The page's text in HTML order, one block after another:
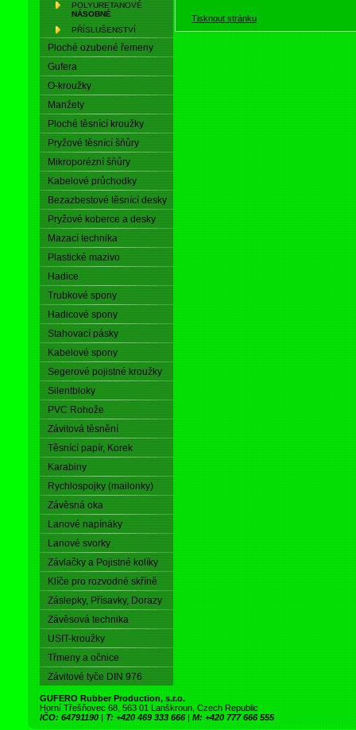
POLYURETANOVÉ
NÁSOBNÉ
PŘÍSLUŠENSTVÍ
Ploché ozubené řemeny
Gufera
O-kroužky
Manžety
Ploché těsnící kroužky
Pryžové těsnící šňůry
Mikroporézní šňůry
Kabelové průchodky
Bezazbestové těsnící desky
Pryžové koberce a desky
Mazací technika
Plastické mazivo
Hadice
Trubkové spony
Hadicové spony
Stahovací pásky
Kabelové spony
Segerové pojistné kroužky
Silentbloky
PVC Rohože
Závitová těsnění
Těsnící papír, Korek
Karabiny
Rychlospojky (mailonky)
Závěsná oka
Lanové napínáky
Lanové svorky
Závlačky a Pojistné kolíky
Klíče pro rozvodné skříně
Záslepky, Přísavky, Dorazy
Závěsová technika
USIT-kroužky
Třmeny a očnice
Závitové tyče DIN 976
Tisknout stránku
GUFERO Rubber Production, s.r.o.
Horní Třešňovec 68, 563 01 Lanškroun, Czech Republic
IČO: 64791190 | T: +420 469 333 666 | M: +420 777 666 555